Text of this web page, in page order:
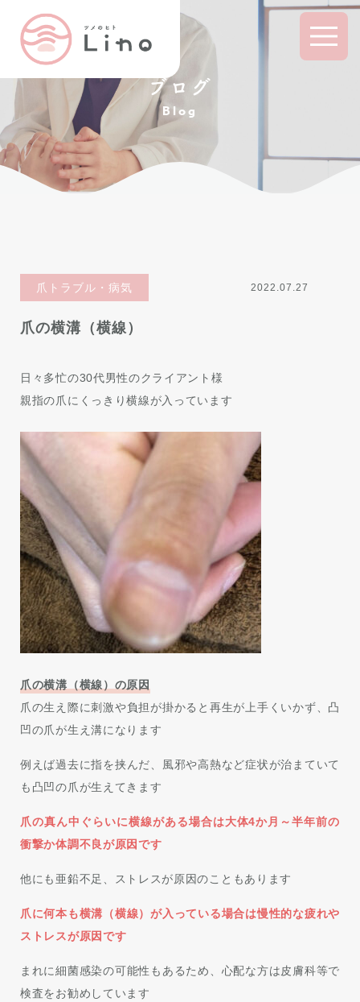
ブログ
Blog
爪トラブル・病気 2022.07.27
爪の横溝（横線）
日々多忙の30代男性のクライアント様
親指の爪にくっきり横線が入っています
爪の横溝（横線）の原因
爪の生え際に刺激や負担が掛かると再生が上手くいかず、凸
凹の爪が生え溝になります
例えば過去に指を挟んだ、風邪や高熱など症状が治まていて
も凸凹の爪が生えてきます
爪の真ん中ぐらいに横線がある場合は大体4か月～半年前の
衝撃か体調不良が原因です
他にも亜鉛不足、ストレスが原因のこともあります
爪に何本も横溝（横線）が入っている場合は慢性的な疲れや
ストレスが原因です
まれに細菌感染の可能性もあるため、心配な方は皮膚科等で
検査をお勧めしています